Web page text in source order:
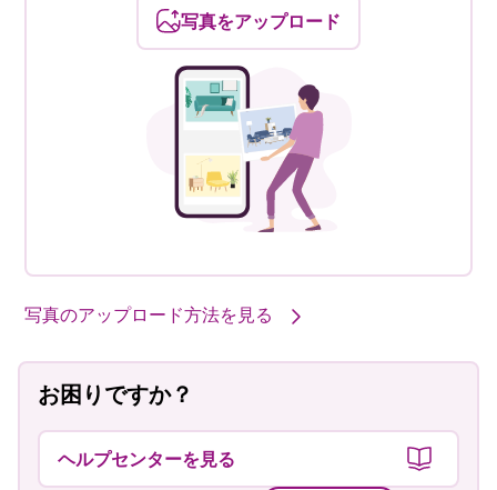
写真をアップロード
写真のアップロード方法を見る
お困りですか？
ヘルプセンターを見る